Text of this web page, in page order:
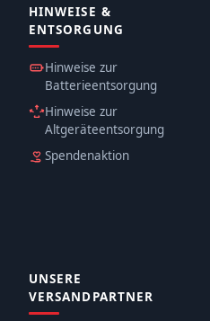
HINWEISE &
ENTSORGUNG
Hinweise zur
Batterieentsorgung
Hinweise zur
Altgeräteentsorgung
Spendenaktion
UNSERE
VERSANDPARTNER